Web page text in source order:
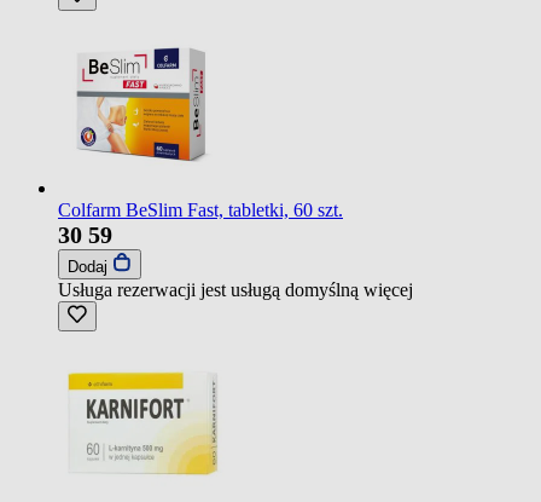
Colfarm BeSlim Fast, tabletki, 60 szt.
30 59
Dodaj
Usługa rezerwacji jest usługą domyślną więcej